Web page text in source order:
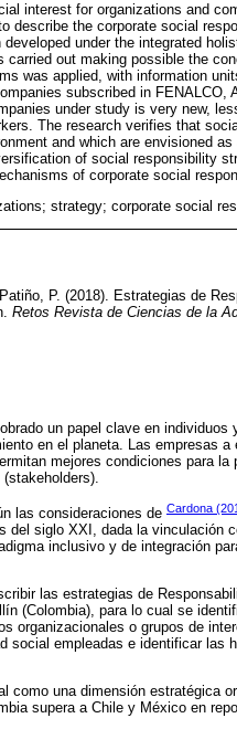
interest for organizations and
describe the corporate social
under the integrated
out making possible the
was applied, with information
subscribed in FENALCO,
under study is very new,
The research verifies that
and which are envisioned
of social responsibility
of corporate social
strategy; corporate social
P. (2018). Estrategias de
Retos Revista de Ciencias de la
un papel clave en
en el planeta. Las empresas
mejores condiciones para
las consideraciones de Cardona
del siglo XXI, dada la vinculación
inclusivo y de integración
las estrategias de
(Colombia), para lo cual se
organizacionales o grupos de
social empleadas e identificar las
como una dimensión estratégica
supera a Chile y México en